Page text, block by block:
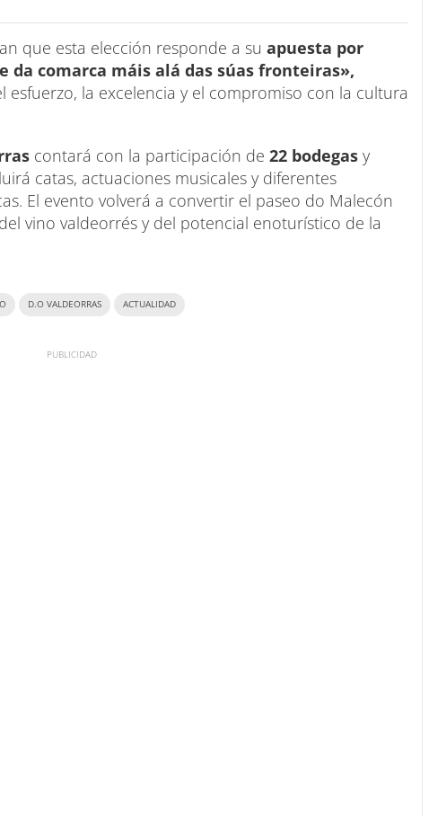
que esta elección responde a su apuesta por
da comarca máis alá das súas fronteiras»,
esfuerzo, la excelencia y el compromiso con la cultura
contará con la participación de 22 bodegas y
catas, actuaciones musicales y diferentes
El evento volverá a convertir el paseo do Malecón
vino valdeorrés y del potencial enoturístico de la
D.O VALDEORRAS ACTUALIDAD